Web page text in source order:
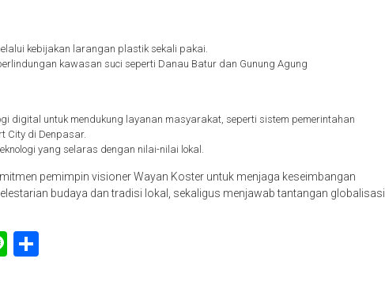
kebijakan larangan plastik sekali pakai.
kawasan suci seperti Danau Batur dan Gunung Agung
digital untuk mendukung layanan masyarakat, seperti sistem pemerintahan
City di Denpasar.
yang selaras dengan nilai-nilai lokal.
pemimpin visioner Wayan Koster untuk menjaga keseimbangan
budaya dan tradisi lokal, sekaligus menjawab tantangan globalisasi
Line